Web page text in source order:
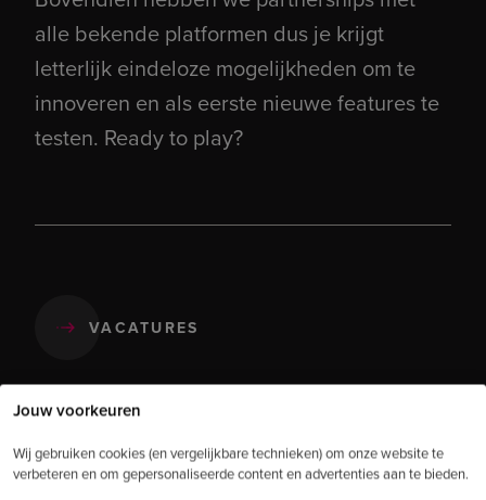
Jouw voorkeuren
Wij gebruiken cookies (en vergelijkbare technieken) om onze website te
verbeteren en om gepersonaliseerde content en advertenties aan te bieden.
alle bekende platformen dus je krijgt
letterlijk eindeloze mogelijkheden om te
innoveren en als eerste nieuwe features te
testen. Ready to play?
VACATURES